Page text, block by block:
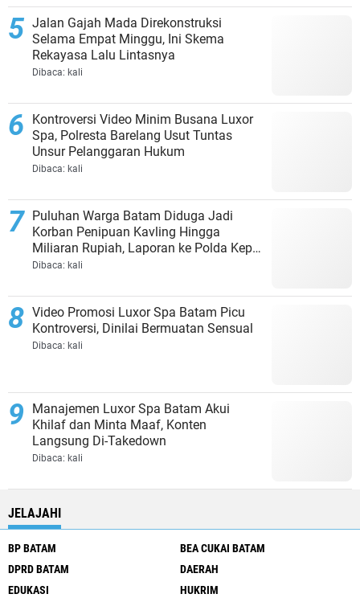
Jalan Gajah Mada Direkonstruksi
Selama Empat Minggu, Ini Skema
Rekayasa Lalu Lintasnya
Dibaca: kali
Kontroversi Video Minim Busana Luxor
Spa, Polresta Barelang Usut Tuntas
Unsur Pelanggaran Hukum
Dibaca: kali
Puluhan Warga Batam Diduga Jadi
Korban Penipuan Kavling Hingga
Miliaran Rupiah, Laporan ke Polda Kepri
Jalan di Tempat?
Dibaca: kali
Video Promosi Luxor Spa Batam Picu
Kontroversi, Dinilai Bermuatan Sensual
Dibaca: kali
Manajemen Luxor Spa Batam Akui
Khilaf dan Minta Maaf, Konten
Langsung Di-Takedown
Dibaca: kali
JELAJAHI
BP BATAM
BEA CUKAI BATAM
DPRD BATAM
DAERAH
EDUKASI
HUKRIM